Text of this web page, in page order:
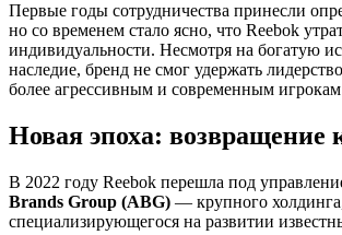
Первые годы сотрудничества принесли
но со временем стало ясно, что Reebok
индивидуальности. Несмотря на богатую
наследие, бренд не смог удержать
более агрессивным и современным
Новая эпоха: возвращение
В 2022 году Reebok перешла под
Brands Group (ABG) — крупного
специализирующегося на развитии